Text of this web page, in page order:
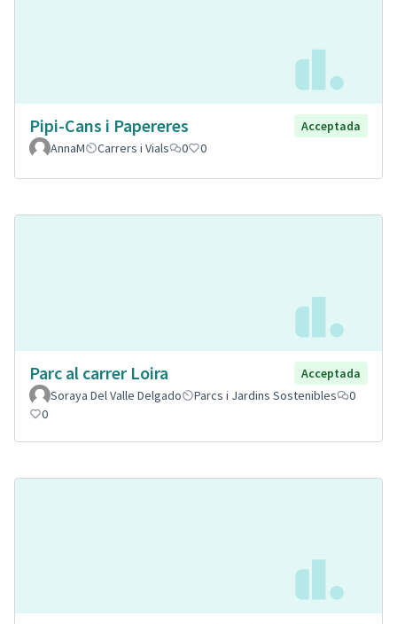
Pipi-Cans i Papereres
Acceptada
AnnaM
Carrers i Vials 0 0
Parc al carrer Loira
Acceptada
Soraya Del Valle Delgado
Parcs i Jardins Sostenibles
0
0